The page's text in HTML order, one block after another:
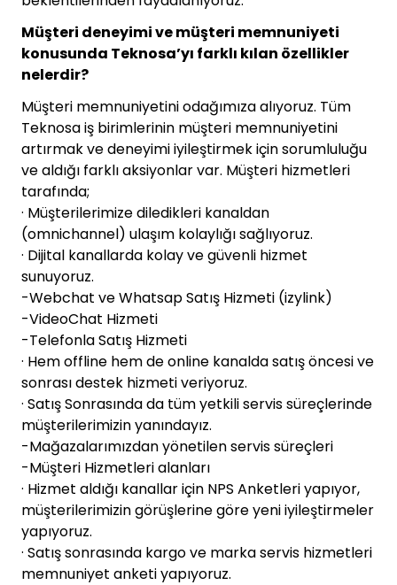
Müşteri deneyimi ve müşteri memnuniyeti
konusunda Teknosa’yı farklı kılan özellikler
nelerdir?
Müşteri memnuniyetini odağımıza alıyoruz. Tüm
Teknosa iş birimlerinin müşteri memnuniyetini
artırmak ve deneyimi iyileştirmek için sorumluluğu
ve aldığı farklı aksiyonlar var. Müşteri hizmetleri
tarafında;
· Müşterilerimize diledikleri kanaldan
(omnichannel) ulaşım kolaylığı sağlıyoruz.
· Dijital kanallarda kolay ve güvenli hizmet
sunuyoruz.
-Webchat ve Whatsap Satış Hizmeti (izylink)
-VideoChat Hizmeti
-Telefonla Satış Hizmeti
· Hem offline hem de online kanalda satış öncesi ve
sonrası destek hizmeti veriyoruz.
· Satış Sonrasında da tüm yetkili servis süreçlerinde
müşterilerimizin yanındayız.
-Mağazalarımızdan yönetilen servis süreçleri
-Müşteri Hizmetleri alanları
· Hizmet aldığı kanallar için NPS Anketleri yapıyor,
müşterilerimizin görüşlerine göre yeni iyileştirmeler
yapıyoruz.
· Satış sonrasında kargo ve marka servis hizmetleri
memnuniyet anketi yapıyoruz.